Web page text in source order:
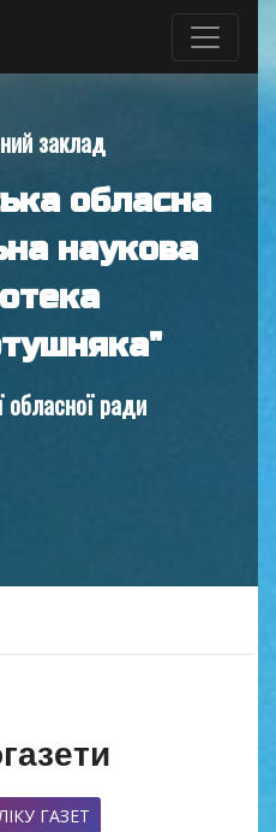
заклад
обласна
наукова
обласної ради
ГАЗЕТ